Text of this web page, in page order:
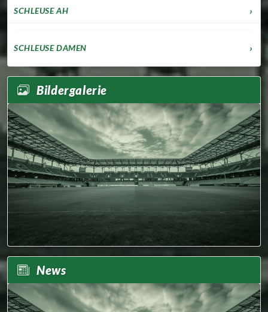
SCHLEUSE AH
SCHLEUSE DAMEN
Bildergalerie
News